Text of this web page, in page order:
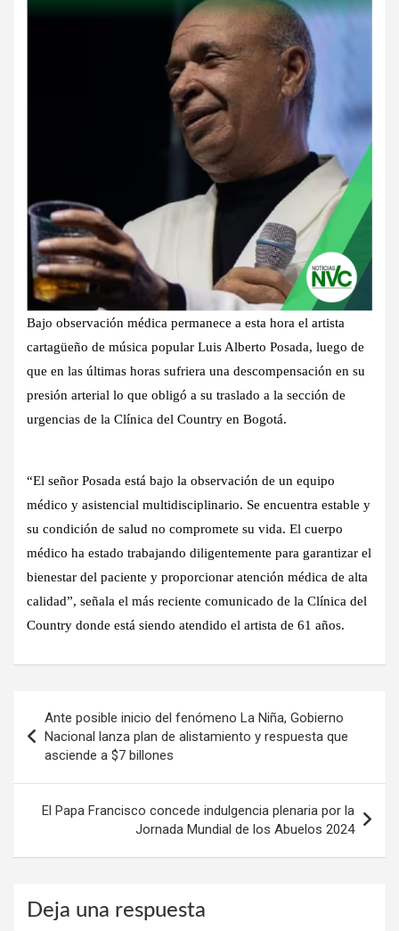
Bajo observación médica permanece a esta hora el artista
cartagüeño de música popular Luis Alberto Posada, luego de
que en las últimas horas sufriera una descompensación en su
presión arterial lo que obligó a su traslado a la sección de
urgencias de la Clínica del Country en Bogotá.
“El señor Posada está bajo la observación de un equipo
médico y asistencial multidisciplinario. Se encuentra estable y
su condición de salud no compromete su vida. El cuerpo
médico ha estado trabajando diligentemente para garantizar el
bienestar del paciente y proporcionar atención médica de alta
calidad”, señala el más reciente comunicado de la Clínica del
Country donde está siendo atendido el artista de 61 años.
de
entradas
Ante posible inicio del fenómeno La Niña, Gobierno
Nacional lanza plan de alistamiento y respuesta que
asciende a $7 billones
El Papa Francisco concede indulgencia plenaria por la
Jornada Mundial de los Abuelos 2024
Deja una respuesta